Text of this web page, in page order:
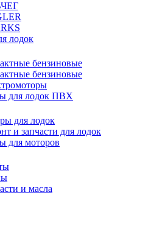
лодок
бензиновые
бензиновые
для лодок ПВХ
для лодок
и запчасти для лодок
для моторов
и масла